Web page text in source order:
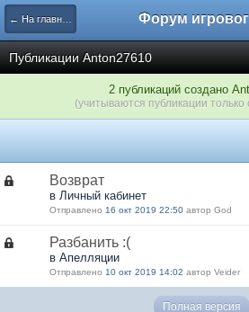
← На главную
Публикации Anton27610
2 публикаций создано
(учитываются публикации только
Возврат
в Личный кабинет
Отправлено 16 окт 2019 22:50 автор God
Разбанить :(
в Апелляции
Отправлено 10 окт 2019 14:02 автор Veider
Полная версия